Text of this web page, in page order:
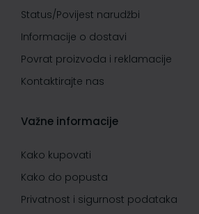
Status/Povijest narudžbi
Informacije o dostavi
Povrat proizvoda i reklamacije
Kontaktirajte nas
Važne informacije
Kako kupovati
Kako do popusta
Privatnost i sigurnost podataka